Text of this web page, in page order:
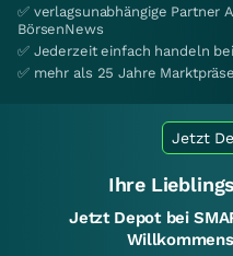
✅ verlagsunabhängige Partner
BörsenNews
✅ Jederzeit einfach handeln
✅ mehr als 25 Jahre
Jetzt
Ihre
Jetzt Depot bei